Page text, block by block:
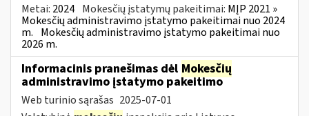
Metai: 2024 Mokesčių įstatymų pakeitimai: MĮP 2021 »
Mokesčių administravimo įstatymo pakeitimai nuo 2024
m. Mokesčių administravimo įstatymo pakeitimai nuo
2026 m.
Informacinis pranešimas dėl Mokesčių
administravimo įstatymo pakeitimo
Web turinio sąrašas 2025-07-01